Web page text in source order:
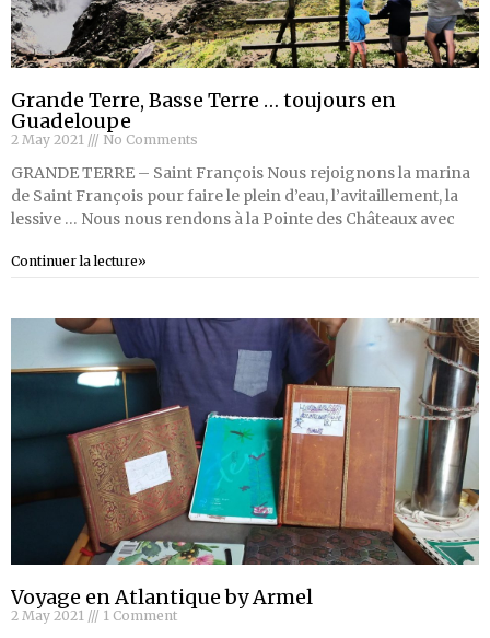
Grande Terre, Basse Terre … toujours en
Guadeloupe
2 May 2021 No Comments
GRANDE TERRE – Saint François Nous rejoignons la marina
de Saint François pour faire le plein d’eau, l’avitaillement, la
lessive … Nous nous rendons à la Pointe des Châteaux avec
Continuer la lecture»
Voyage en Atlantique by Armel
2 May 2021 1 Comment